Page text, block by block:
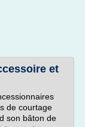
et
de courtage
son bâton de